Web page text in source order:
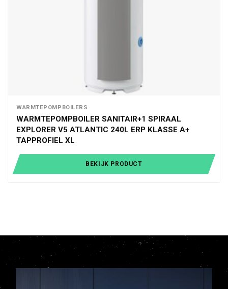
WARMTEPOMPBOILERS
WARMTEPOMPBOILER SANITAIR+1 SPIRAAL
EXPLORER V5 ATLANTIC 240L ERP KLASSE A+
TAPPROFIEL XL
BEKIJK PRODUCT